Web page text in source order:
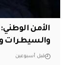
والسيطرات
قبل أسبوعين